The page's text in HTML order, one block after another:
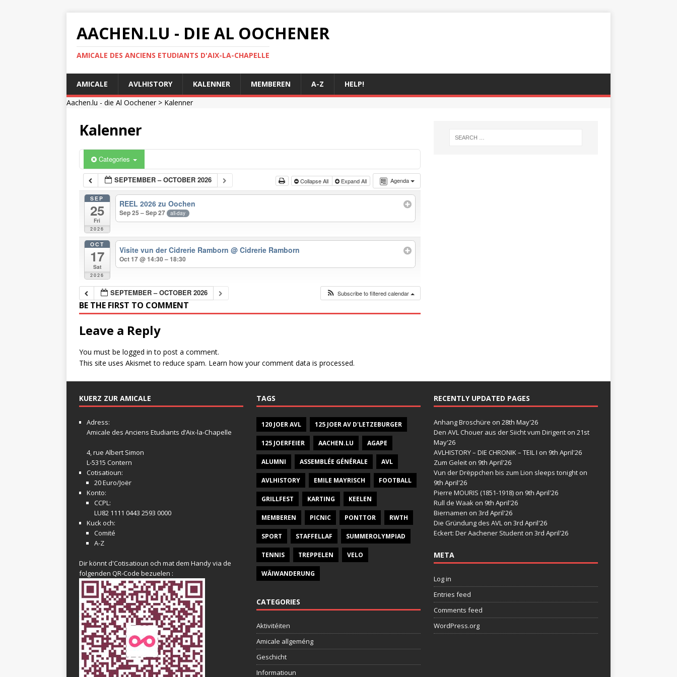
AACHEN.LU - DIE AL OOCHENER
AMICALE DES ANCIENS ETUDIANTS D'AIX-LA-CHAPELLE
AMICALE AVLHISTORY KALENNER MEMBEREN A-Z
HELP!
Aachen.lu - die Al Oochener> Kalenner
Kalenner
Categories
Agenda
SEPTEMBER – OCTOBER 2026 Collapse All Expand All
SEP
25
Fri
2026
REEL 2026 zu Oochen
Sep 25 – Sep 27 all-day
OCT
17
Sat
2026
Visite vun der Cidrerie Ramborn@ Cidrerie Ramborn
Oct 17 @ 14:30 – 18:30
SEPTEMBER – OCTOBER 2026 Subscribe to filtered calendar
BE THE FIRST TO COMMENT
Leave a Reply
You must be logged in to post a comment.
This site uses Akismet to reduce spam. Learn how your comment data is processed.
KUERZ ZUR AMICALE
Adress:
Amicale des Anciens Etudiants d’Aix-la-Chapelle
4, rue Albert Simon
L-5315 Contern
Cotisatioun:
20 Euro/Joër
Konto:
CCPL:
LU82 1111 0443 2593 0000
Kuck och:
Comité
A-Z
Dir könnt d'Cotisatioun och mat dem Handy via de
folgenden QR-Code bezuelen :
TAGS
120 JOER AVL 125 JOER AV D'LETZEBURGER
125 JOERFEIER AACHEN.LU AGAPE
ALUMNI ASSEMBLÉE GÉNÉRALE AVL
AVLHISTORY EMILE MAYRISCH FOOTBALL
GRILLFEST KARTING KEELEN
MEMBEREN PICNIC PONTTOR RWTH
SPORT STAFFELLAF SUMMEROLYMPIAD
TENNIS TREPPELEN VELO
WÄIWANDERUNG
CATEGORIES
Aktivitéiten
Amicale allgeméng
Geschicht
Informatioun
RECENTLY UPDATED PAGES
Anhang Broschüre on 28th May'26
Den AVL Chouer aus der Siicht vum Dirigenton 21st
May'26
AVLHISTORY – DIE CHRONIK – TEIL I on 9th April'26
Zum Geleiton 9th April'26
Vun der Drëppchen bis zum Lion sleeps tonighton
9th April'26
Pierre MOURIS (1851-1918)on 9th April'26
Rull de Waakon 9th April'26
Biernamen on 3rd April'26
Die Gründung des AVLon 3rd April'26
Eckert: Der Aachener Studenton 3rd April'26
META
Log in
Entries feed
Comments feed
WordPress.org